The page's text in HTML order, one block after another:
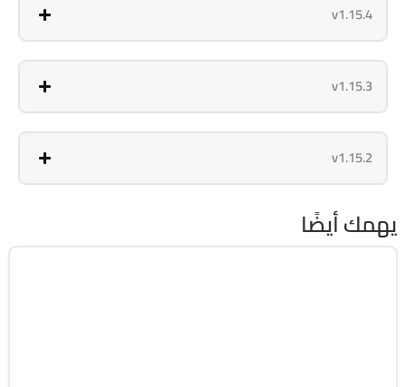
v1.15.4
v1.15.3
v1.15.2
يهمك أيضًا